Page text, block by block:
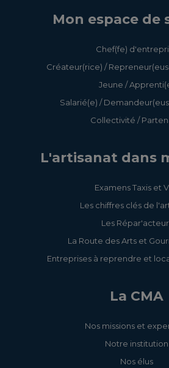
Mon espace de
Chef(fe)
Créateur(rice) /
Jeune /
Salarié(e) /
Collectivité /
L'artisanat dans
Examens Taxis et
Les chiffres clés de
Les
La Route des Arts et
Entreprises à reprendre et
La CMA
Nos missions et
Notre institution
Nos élus